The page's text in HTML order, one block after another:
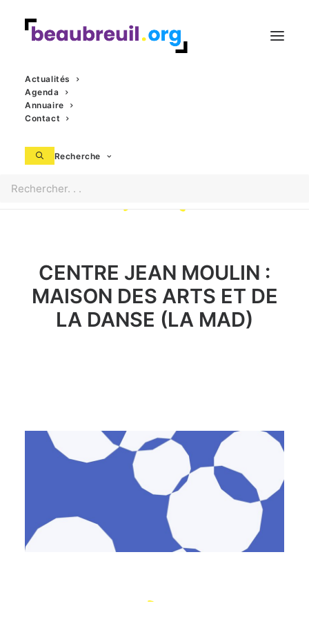
Actualités
Agenda
Annuaire
Contact
Recherche
CENTRE JEAN MOULIN :
MAISON DES ARTS ET DE
LA DANSE (LA MAD)